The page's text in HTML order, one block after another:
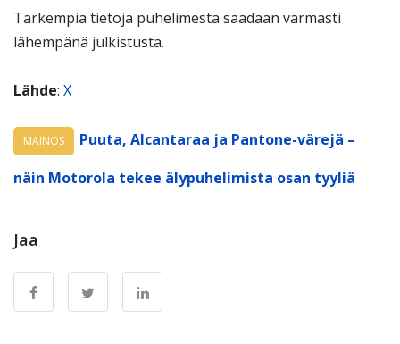
Tarkempia tietoja puhelimesta saadaan varmasti
lähempänä julkistusta.
Lähde: X
MAINOS
Puuta, Alcantaraa ja Pantone-värejä –
näin Motorola tekee älypuhelimista osan tyyliä
Jaa